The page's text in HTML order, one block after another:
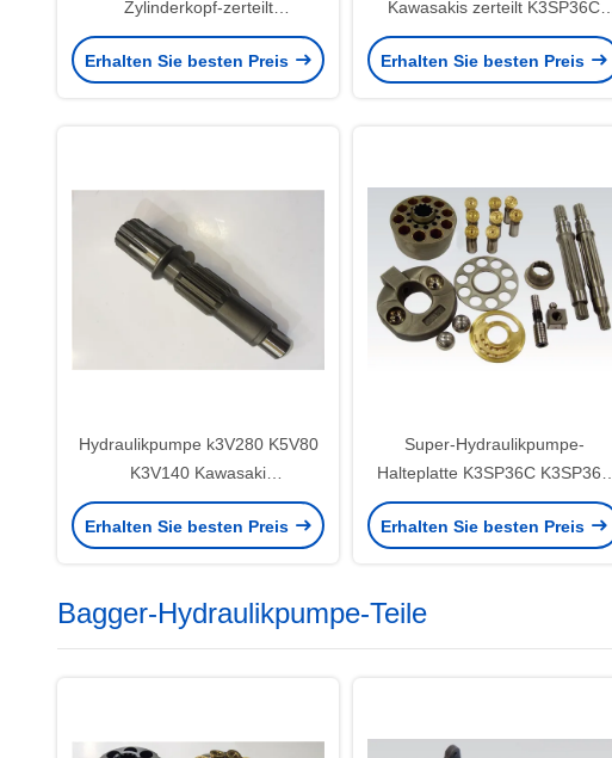
Zylinderkopf-zerteilt
Hauptbagger-Block/8T K3V-
Reihe
Erhalten Sie besten Preis
Kawasakis zerteilt K3SP36C
K3SP36B K3SVD36 verfügbar
Erhalten Sie besten Preis
Hydraulikpumpe k3V280 K5V80
K3V140 Kawasaki
zerteilt,/hydraulische
Kolbenpumpe-Teile
Erhalten Sie besten Preis
Super-Hydraulikpumpe-
Halteplatte K3SP36C K3SP36B
K3SVD36 Foundable Kawasakis
Erhalten Sie besten Preis
Bagger-Hydraulikpumpe-Teile